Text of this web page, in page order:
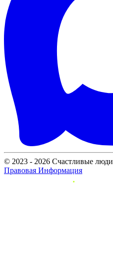
© 2023 - 2026 Счастливые люди
Правовая Информация